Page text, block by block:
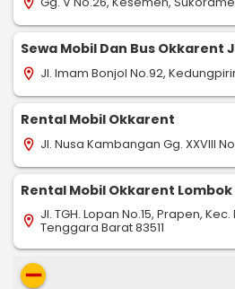
Sewa Mobil Dan Bus Okkarent
location_on Jl. Imam Bonjol No.92,
Rental Mobil Okkarent
location_on Jl. Nusa Kambangan Gg. XXVIII
Rental Mobil Okkarent Lombok
location_on Jl. TGH. Lopan No.15, Prapen,
Tenggara Barat 83511
remove